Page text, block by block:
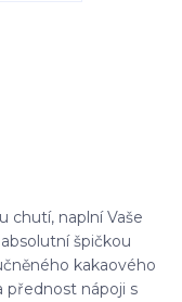
chutí, naplní Vaše
špičkou
kakaového
přednost nápoji s